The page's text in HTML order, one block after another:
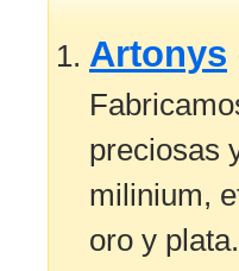
Artonys
preciosas
milinium,
oro y